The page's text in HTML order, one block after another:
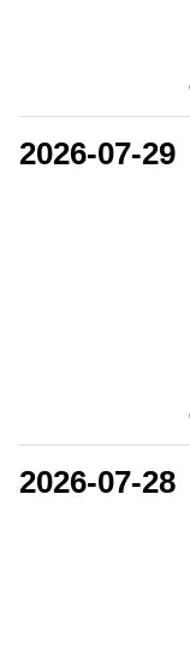
2026-07-29
2026-07-28